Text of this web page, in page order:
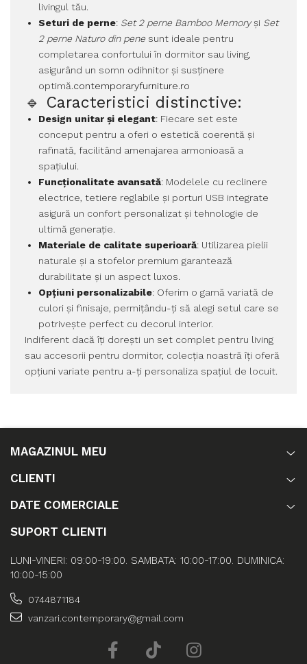
livingul tău.
Seturi de perne: Set 2 perne Bamboo Memoryși Set
2 perne Naturo din penesunt ideale pentru
completarea confortului în dormitor sau living,
asigurând un somn odihnitor și susținere
optimă.contemporaryfurniture.ro
🔹 Caracteristici distinctive:
Design unitar și elegant: Fiecare set este
conceput pentru a oferi o estetică coerentă și
rafinată, facilitând amenajarea armonioasă a
spațiului.
Funcționalitate avansată: Modelele cu reclinere
electrice, tetiere reglabile și porturi USB integrate
asigură un confort personalizat și tehnologie de
ultimă generație.
Materiale de calitate superioară: Utilizarea pielii
naturale și a stofelor premium garantează
durabilitate și un aspect luxos.
Opțiuni personalizabile: Oferim o gamă variată de
culori și finisaje, permițându-ți să alegi setul care se
potrivește perfect cu decorul interior.
Indiferent dacă îți dorești un set complet pentru living
sau accesorii pentru dormitor, colecția noastră îți oferă
opțiuni variate pentru a-ți personaliza spațiul de locuit.
MAGAZINUL MEU
CLIENTI
DATE COMERCIALE
SUPORT CLIENTI
LUNI-VINERI: 09:00-19:00. SAMBATA: 10:00-17:00. DUMINICA:
10:00-15:00
0744871184
vanzari.contemporary@gmail.com